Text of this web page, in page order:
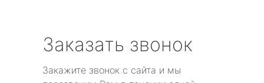
Заказать звонок
Закажите звонок с сайта и мы